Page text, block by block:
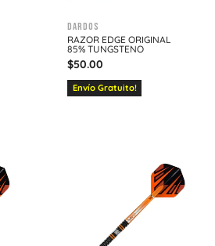
Dardos
RAZOR EDGE ORIGINAL
85% TUNGSTENO
$50.00
Envío Gratuito!